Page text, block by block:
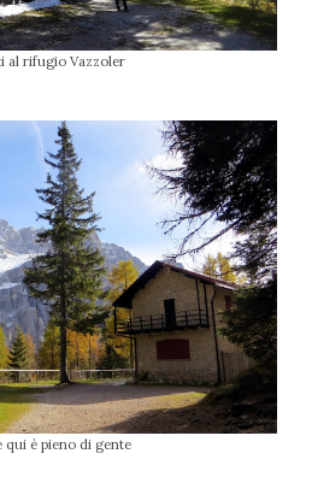
al rifugio Vazzoler
qui è pieno di gente